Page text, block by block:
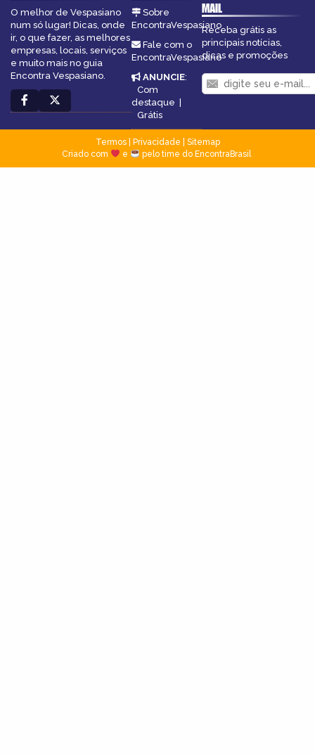
O melhor de Vespasiano
num só lugar! Dicas, onde
ir, o que fazer, as melhores
empresas, locais, serviços
e muito mais no guia
Encontra Vespasiano.
Sobre
EncontraVespasiano
Fale com o
EncontraVespasiano
ANUNCIE:
Com
destaque |
Grátis
MAIL
Receba grátis as
principais notícias,
dicas e promoções
Termos| Privacidade
Sitemap
Criado com
e pelo time do EncontraBrasil